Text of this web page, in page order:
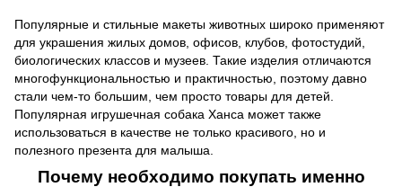
Популярные и стильные макеты животных широко применяют
для украшения жилых домов, офисов, клубов, фотостудий,
биологических классов и музеев. Такие изделия отличаются
многофункциональностью и практичностью, поэтому давно
стали чем-то большим, чем просто товары для детей.
Популярная игрушечная собака Ханса может также
использоваться в качестве не только красивого, но и
полезного презента для малыша.
Почему необходимо покупать именно